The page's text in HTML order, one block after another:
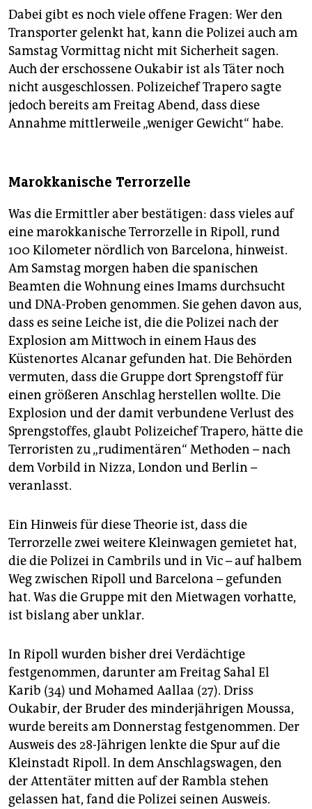
Dabei gibt es noch viele offene Fragen: Wer den
Transporter gelenkt hat, kann die Polizei auch am
Samstag Vormittag nicht mit Sicherheit sagen.
Auch der erschossene Oukabir ist als Täter noch
nicht ausgeschlossen. Polizeichef Trapero sagte
jedoch bereits am Freitag Abend, dass diese
Annahme mittlerweile „weniger Gewicht“ habe.
Marokkanische Terrorzelle
Was die Ermittler aber bestätigen: dass vieles auf
eine marokkanische Terrorzelle in Ripoll, rund
100 Kilometer nördlich von Barcelona, hinweist.
Am Samstag morgen haben die spanischen
Beamten die Wohnung eines Imams durchsucht
und DNA-Proben genommen. Sie gehen davon aus,
dass es seine Leiche ist, die die Polizei nach der
Explosion am Mittwoch in einem Haus des
Küstenortes Alcanar gefunden hat. Die Behörden
vermuten, dass die Gruppe dort Sprengstoff für
einen größeren Anschlag herstellen wollte. Die
Explosion und der damit verbundene Verlust des
Sprengstoffes, glaubt Polizeichef Trapero, hätte die
Terroristen zu „rudimentären“ Methoden – nach
dem Vorbild in Nizza, London und Berlin –
veranlasst.
Ein Hinweis für diese Theorie ist, dass die
Terrorzelle zwei weitere Kleinwagen gemietet hat,
die die Polizei in Cambrils und in Vic – auf halbem
Weg zwischen Ripoll und Barcelona – gefunden
hat. Was die Gruppe mit den Mietwagen vorhatte,
ist bislang aber unklar.
In Ripoll wurden bisher drei Verdächtige
festgenommen, darunter am Freitag Sahal El
Karib (34) und Mohamed Aallaa (27). Driss
Oukabir, der Bruder des minderjährigen Moussa,
wurde bereits am Donnerstag festgenommen. Der
Ausweis des 28-Jährigen lenkte die Spur auf die
Kleinstadt Ripoll. In dem Anschlagswagen, den
der Attentäter mitten auf der Rambla stehen
gelassen hat, fand die Polizei seinen Ausweis.